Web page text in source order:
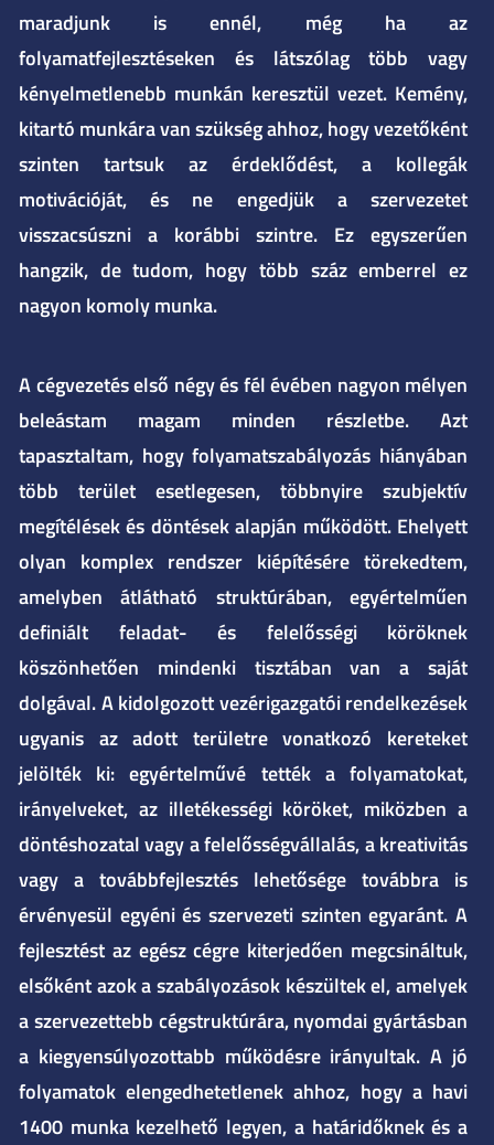
maradjunk is ennél, még ha az
folyamatfejlesztéseken és látszólag több vagy
kényelmetlenebb munkán keresztül vezet. Kemény,
kitartó munkára van szükség ahhoz, hogy vezetőként
szinten tartsuk az érdeklődést, a kollegák
motivációját, és ne engedjük a szervezetet
visszacsúszni a korábbi szintre. Ez egyszerűen
hangzik, de tudom, hogy több száz emberrel ez
nagyon komoly munka.
A cégvezetés első négy és fél évében nagyon mélyen
beleástam magam minden részletbe. Azt
tapasztaltam, hogy folyamatszabályozás hiányában
több terület esetlegesen, többnyire szubjektív
megítélések és döntések alapján működött. Ehelyett
olyan komplex rendszer kiépítésére törekedtem,
amelyben átlátható struktúrában, egyértelműen
definiált feladat- és felelősségi köröknek
köszönhetően mindenki tisztában van a saját
dolgával. A kidolgozott vezérigazgatói rendelkezések
ugyanis az adott területre vonatkozó kereteket
jelölték ki: egyértelművé tették a folyamatokat,
irányelveket, az illetékességi köröket, miközben a
döntéshozatal vagy a felelősségvállalás, a kreativitás
vagy a továbbfejlesztés lehetősége továbbra is
érvényesül egyéni és szervezeti szinten egyaránt. A
fejlesztést az egész cégre kiterjedően megcsináltuk,
elsőként azok a szabályozások készültek el, amelyek
a szervezettebb cégstruktúrára, nyomdai gyártásban
a kiegyensúlyozottabb működésre irányultak. A jó
folyamatok elengedhetetlenek ahhoz, hogy a havi
1400 munka kezelhető legyen, a határidőknek és a